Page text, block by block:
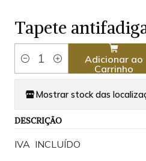
Tapete
Quantidade
Adicionar ao
Carrinho
Mostrar stock das
DESCRIÇÃO
IVA INCLUÍDO